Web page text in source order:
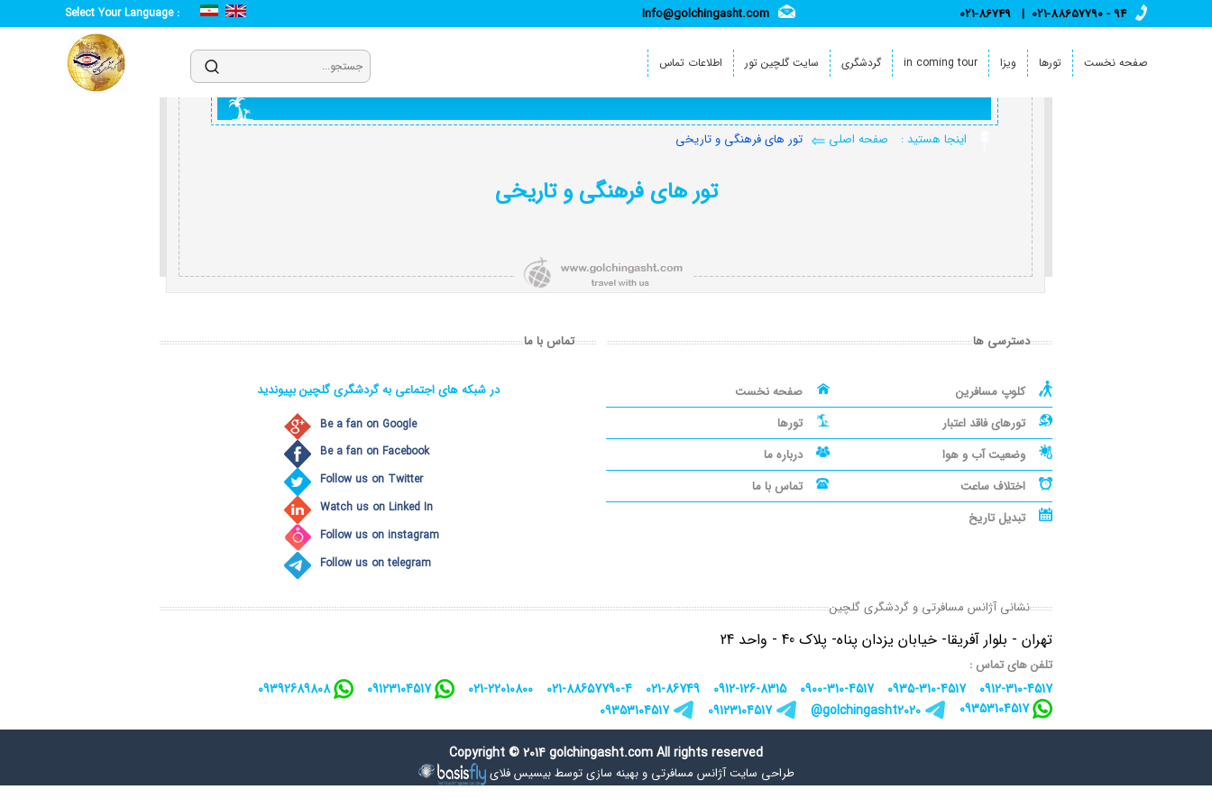
Select Your Language : 021-88657790 - 94
021-86749
Info@golchingasht.com
صفحه نخست تورها ویزا in coming tour گردشگری سایت گلچین تور اطلاعات تماس
اینجا هستید : صفحه اصلی تور های فرهنگی و تاریخی
تور های فرهنگی و تاریخی
دسترسی ها
کلوپ مسافرین
صفحه نخست
تورهای فاقد اعتبار
تورها
وضعیت آب و هوا
درباره ما
اختلاف ساعت
تماس با ما
تبدیل تاریخ
تماس با ما
در شبکه های اجتماعی به گردشگری گلچین بپیوندید
Be a fan on Google
Be a fan on Facebook
Follow us on Twitter
Watch us on Linked In
Follow us on instagram
Follow us on telegram
نشانی آژانس مسافرتی و گردشگری گلچین
تهران - بلوار آفریقا- خیابان یزدان پناه- پلاک 40 - واحد 24
تلفن های تماس :
0912-310-4517
0935-310-4517
0900-310-4517
0912-126-8315
021-86749
021-88657790-4
021-22010800
09123104517
09392689808
09353104517
09123104517
09353104517
Copyright © 2014 golchingasht.com All rights reserved
طراحی سایت آژانس مسافرتی وبهینه سازی توسط بیسیس فلای